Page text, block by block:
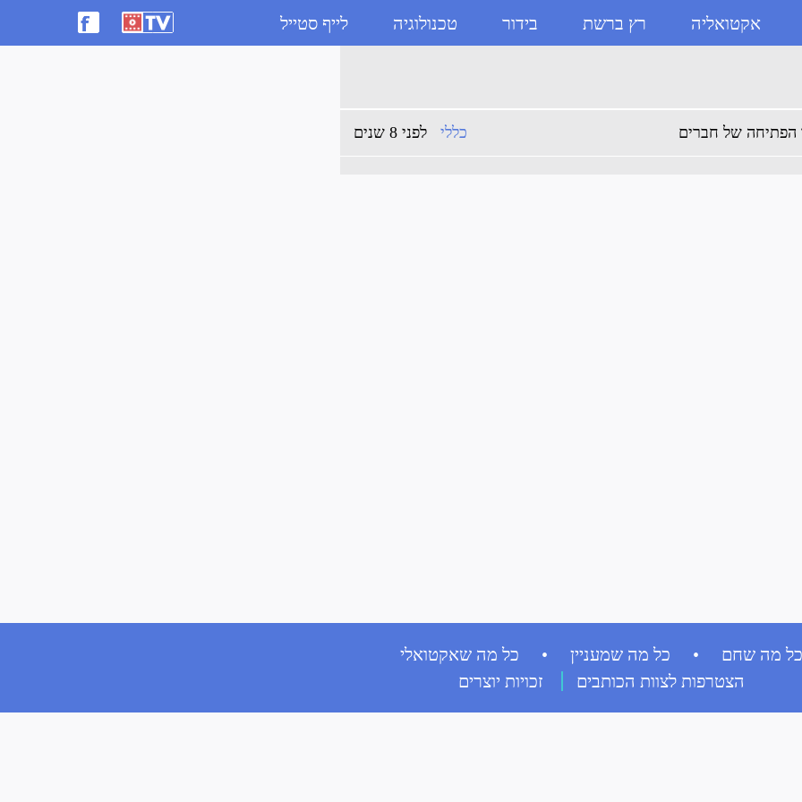
אקטואליה רץ ברשת בידור טכנולוגיה לייף סטייל
של חברים לפני 8 שנים כללי
כל מה שחם • כל מה שמעניין • כל מה שאקטואלי
הצטרפות לצוות הכותבים
זכויות יוצרים